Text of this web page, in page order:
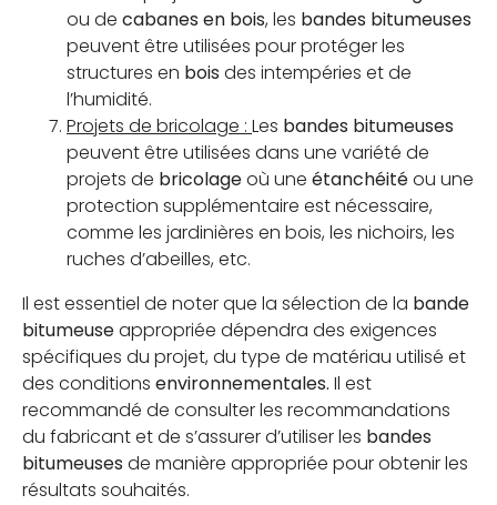
ou de cabanes en bois, les bandes bitumeuses
peuvent être utilisées pour protéger les
structures en bois des intempéries et de
l’humidité.
Projets de bricolage : Les bandes bitumeuses
peuvent être utilisées dans une variété de
projets de bricolageoù une étanchéitéou une
protection supplémentaire est nécessaire,
comme les jardinières en bois, les nichoirs, les
ruches d’abeilles, etc.
Il est essentiel de noter que la sélection de la bande
bitumeuseappropriée dépendra des exigences
spécifiques du projet, du type de matériau utilisé et
des conditions environnementales. Il est
recommandé de consulter les recommandations
du fabricant et de s’assurer d’utiliser les bandes
bitumeuses de manière appropriée pour obtenir les
résultats souhaités.